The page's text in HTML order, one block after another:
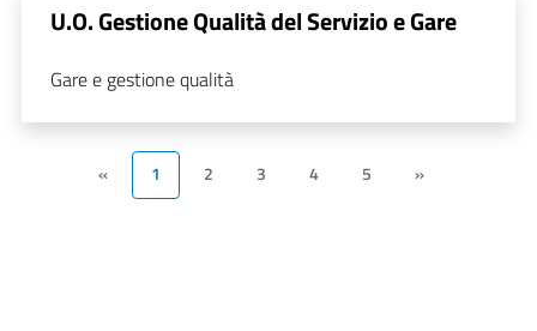
U.O. Gestione Qualità del Servizio e Gare
Gare e gestione qualità
« 1 2 3 4 5 »